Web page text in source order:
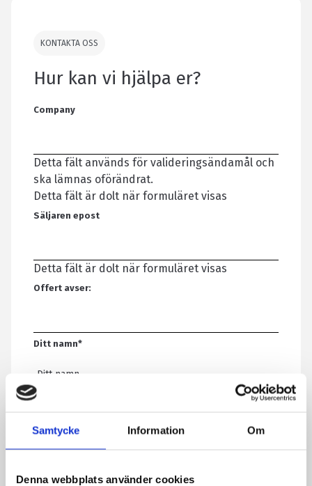
Samtycke Information Om
Denna webbplats använder cookies
KONTAKTA OSS
Hur kan vi hjälpa er?
Company
Detta fält används för valideringsändamål och
ska lämnas oförändrat.
Detta fält är dolt när formuläret visas
Säljaren epost
Detta fält är dolt när formuläret visas
Offert avser:
Ditt namn*
E-post